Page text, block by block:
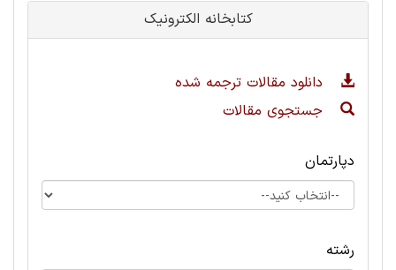
کتابخانه الکترونیک
دانلود مقالات ترجمه شده
جستجوی مقالات
دپارتمان
رشته